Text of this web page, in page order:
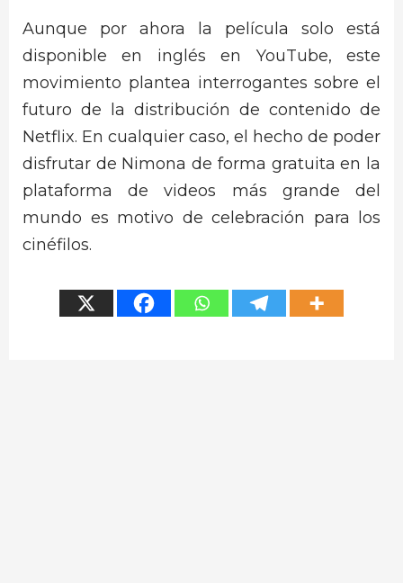
Aunque por ahora la película solo está
disponible en inglés en YouTube, este
movimiento plantea interrogantes sobre el
futuro de la distribución de contenido de
Netflix. En cualquier caso, el hecho de poder
disfrutar de Nimona de forma gratuita en la
plataforma de videos más grande del
mundo es motivo de celebración para los
cinéfilos.